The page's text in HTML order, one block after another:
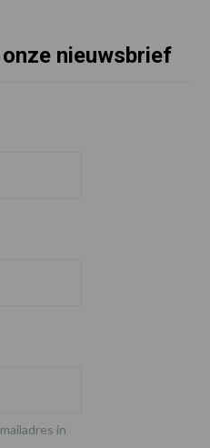
nieuwsbrief
in